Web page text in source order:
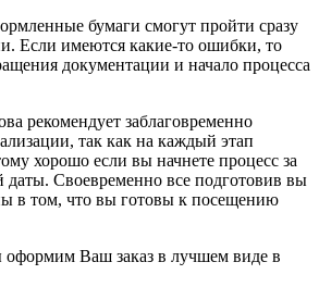
бумаги смогут пройти сразу
Если имеются какие-то ошибки, то
документации и начало процесса
рекомендует заблаговременно
так как на каждый этап
хорошо если вы начнете процесс за
даты. Своевременно все подготовив вы
в том, что вы готовы к посещению
оформим Ваш заказ в лучшем виде в